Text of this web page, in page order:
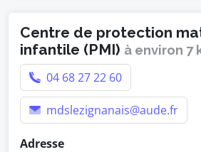
Centre de protection
infantile (PMI) à environ 7
04 68 27 22 60
mdslezignanais@aude.fr
Adresse